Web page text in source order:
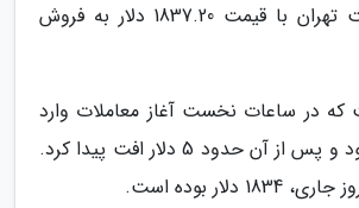
در 12 ظهر به وقت تهران با قیمت 1837.20 دلار به فروش
در ساعات نخست آغاز معاملات وارد
کانال 1842 شده بود و پس از آن حدود 5 دلار افت پیدا کرد.
بوده است.